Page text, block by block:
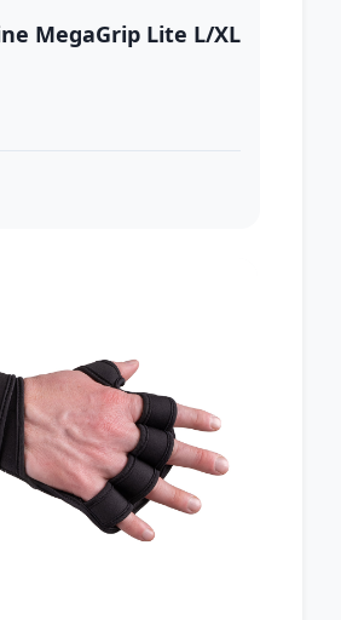
MegaGrip Lite L/XL